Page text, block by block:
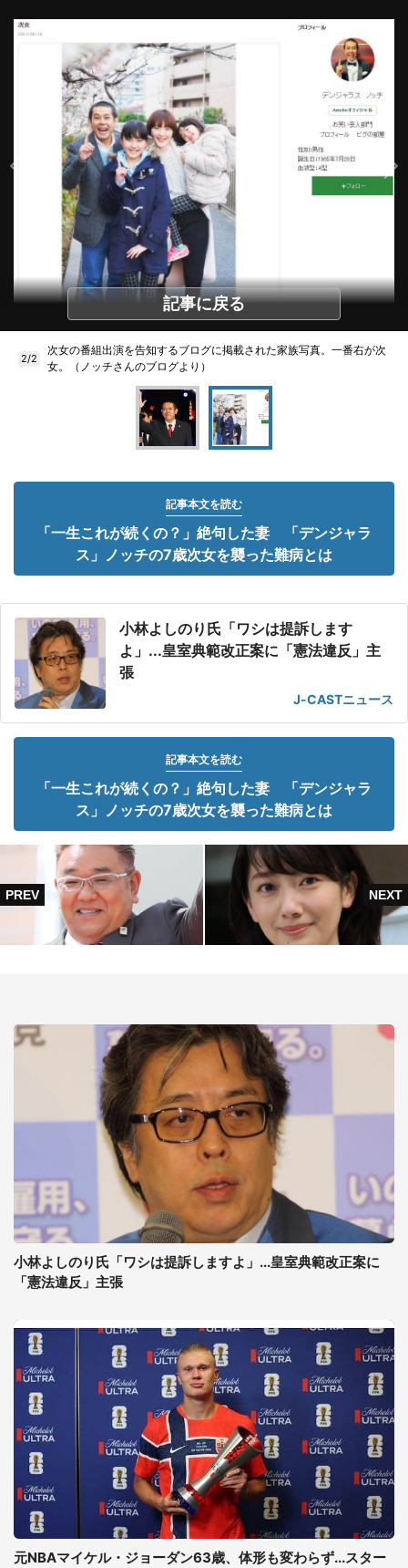
記事に戻る
2/2
次女の番組出演を告知するブログに掲載された家族写真。一番右が次
女。（ノッチさんのブログより）
記事本文を読む
「一生これが続くの？」絶句した妻 「デンジャラ
ス」ノッチの7歳次女を襲った難病とは
小林よしのり氏「ワシは提訴します
よ」...皇室典範改正案に「憲法違反」主
張
J-CASTニュース
記事本文を読む
「一生これが続くの？」絶句した妻 「デンジャラ
ス」ノッチの7歳次女を襲った難病とは
小林よしのり氏「ワシは提訴しますよ」...皇室典範改正案に
「憲法違反」主張
元NBAマイケル・ジョーダン63歳、体形も変わらず...スター